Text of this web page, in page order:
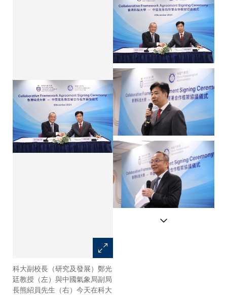
科大副校長（研究及發展）鄭光
廷教授（左）與中國氣象局副局
長熊紹員先生（右）今天在科大